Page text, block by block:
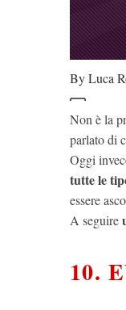
By Luca
Non è la
parlato di
Oggi
tutte le
essere
A seguire
10.